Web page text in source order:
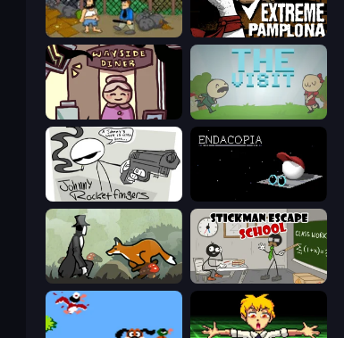
Hobo Extreme Pamplona
Diner in the Storm The Visit
Johnny Rocketfingers Endacopia
The Illusionist's Dream Stickman Escape School